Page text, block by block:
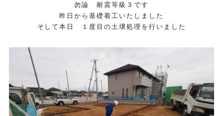
勿論 耐震等級３です
昨日から基礎着工いたしました
そして本日 １度目の土壌処理を行いました